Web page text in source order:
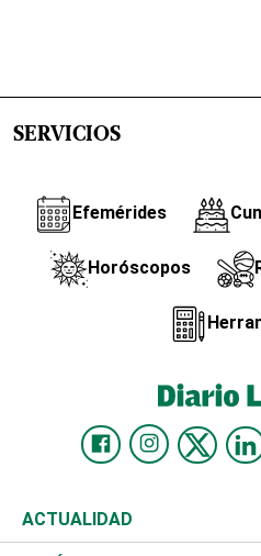
SERVICIOS
Efemérides
Horóscopos
ACTUALIDAD